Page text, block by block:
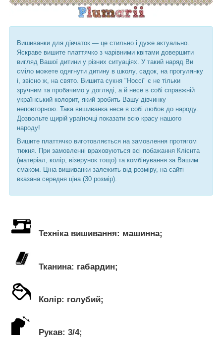
Вишиванки для дівчаток ― це стильно і дуже актуально.
Яскраве вишите платтячко з чарівними квітами довершити
вигляд Вашої дитини у різних ситуаціях. У такий наряд Ви
сміло можете одягнути дитину в школу, садок, на прогулянку
і, звісно ж, на свято. Вишита сукня "Носсі" є не тільки
зручним та пробачимо у догляді, а й несе в собі справжній
український колорит, який зробить Вашу дівчинку
неповторною. Така вишиванка несе в собі любов до народу.
Дозвольте щирій ураїночці показати всю красу нашого
народу!
Вишите платтячко виготовляється на замовлення протягом
тижня. При замовленні враховуються всі побажання Клієнта
(матеріал, колір, візерунок тощо) та комбінування за Вашим
смаком. Ціна вишиванки залежить від розміру, на сайті
вказана середня ціна (30 розмір).
Техніка вишивання: машинна;
Тканина: габардин;
Колір: голубий;
Рукав: 3/4;